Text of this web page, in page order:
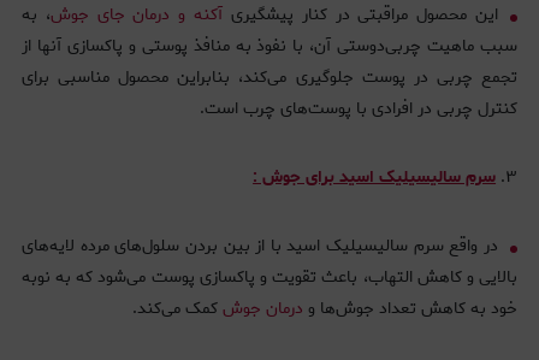
این محصول مراقبتی در کنار پیشگیری آکنه و درمان جای جوش، به
سبب ماهیت چربی‌دوستی آن، با نفوذ به منافذ پوستی و پاکسازی آنها از
تجمع چربی در پوست جلوگیری می‌کند، بنابراین محصول مناسبی برای
کنترل چربی در افرادی با پوست‌های چرب است.
سرم سالیسیلیک اسید برای جوش :
در واقع سرم سالیسیلیک اسید با از بین بردن سلول‌های مرده لایه‌های
بالایی و کاهش التهاب، باعث تقویت و پاکسازی پوست می‌شود که به نوبه
خود به کاهش تعداد جوش‌ها و درمان جوشکمک می‌کند.